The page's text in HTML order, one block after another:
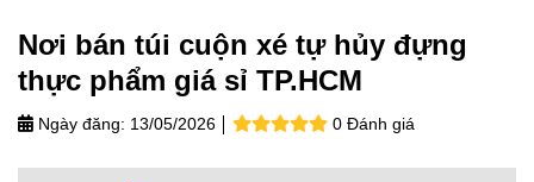
Nơi bán túi cuộn xé tự hủy đựng
thực phẩm giá sỉ TP.HCM
Ngày đăng: 13/05/2026 0 Đánh giá